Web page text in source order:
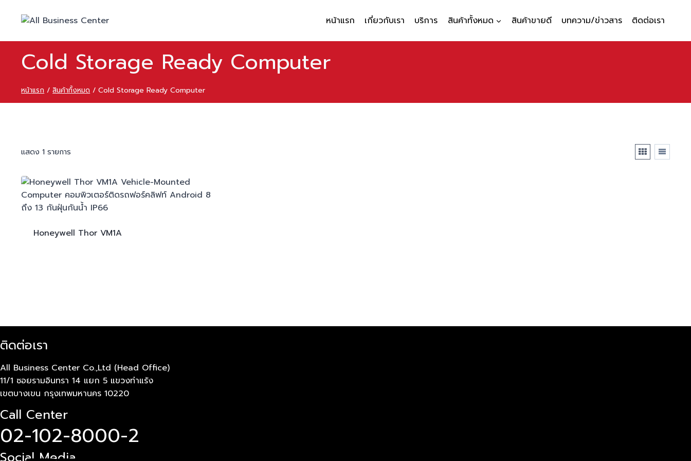
หน้าแรก เกี่ยวกับเรา บริการ สินค้าทั้งหมด สินค้าขายดี บทความ/ข่าวสาร ติดต่อเรา
Cold Storage Ready Computer
หน้าแรก / สินค้าทั้งหมด / Cold Storage Ready Computer
แสดง 1 รายการ
Honeywell Thor VM1A
ติดต่อเรา
All Business Center Co.,Ltd (Head Office)
11/1 ซอยรามอินทรา 14 แยก 5 แขวงท่าแร้ง
เขตบางเขน กรุงเทพมหานคร 10220
Call Center
02-102-8000-2